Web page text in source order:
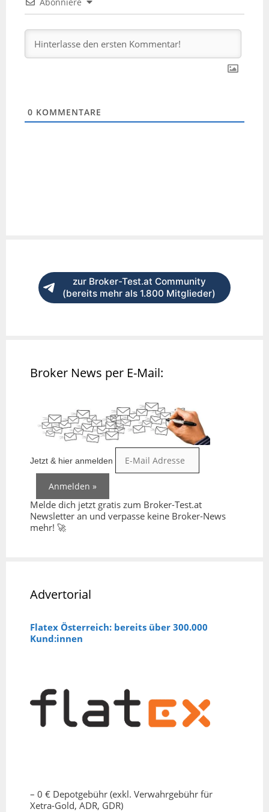
0 KOMMENTARE
zur Broker-Test.at Community
(bereits mehr als 1.800 Mitglieder)
Broker News per E-Mail:
Jetzt & hier anmelden
Melde dich jetzt gratis zum Broker-Test.at
Newsletter an und verpasse keine Broker-News
mehr! 🚀
Advertorial
Flatex Österreich: bereits über 300.000
Kund:innen
– 0 € Depotgebühr (exkl. Verwahrgebühr für
Xetra-Gold, ADR, GDR)